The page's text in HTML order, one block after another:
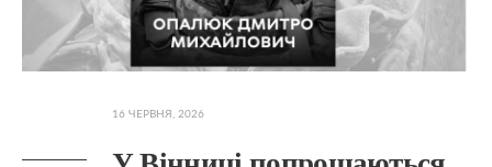
16 ЧЕРВНЯ, 2026